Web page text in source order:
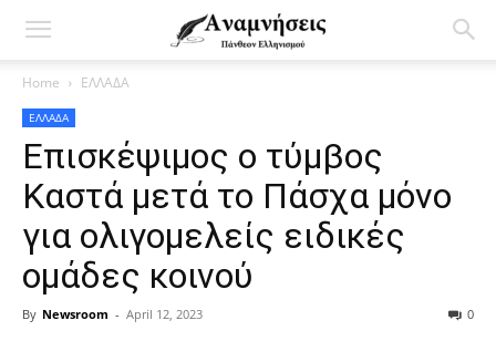
Home ΕΛΛΑΔΑ
ΕΛΛΑΔΑ
Επισκέψιμος ο τύμβος
Καστά μετά το Πάσχα μόνο
για ολιγομελείς ειδικές
ομάδες κοινού
By Newsroom - April 12, 2023 0